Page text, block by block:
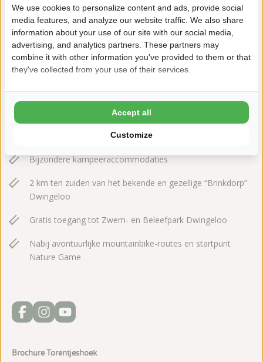
Leeuweriksveldweg 1
7991 SE Dwingeloo
+31(0)521591706
torentjeshoek@ardoer.com
In Nationaal Park Dwingelderveld
Bijzondere kampeeraccommodaties
2 km ten zuiden van het bekende en gezellige “Brinkdorp”
Dwingeloo
Gratis toegang tot Zwem- en Beleefpark Dwingeloo
Nabij avontuurlijke mountainbike-routes en startpunt
Nature Game
Brochure Torentjeshoek
We use cookies to personalize content and ads, provide social
media features, and analyze our website traffic. We also share
information about your use of our site with our social media,
advertising, and analytics partners. These partners may
combine it with other information you've provided to them or that
they've collected from your use of their services.
Customize
Accept all